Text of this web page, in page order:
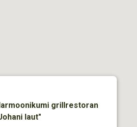
grillrestoran
laut"